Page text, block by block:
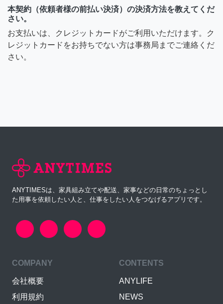
本契約（依頼者様の前払い決済）の決済方法を教えてくだ
さい。
お支払いは、クレジットカードがご利用いただけます。ク
レジットカードをお持ちでない方は事務局までご連絡くだ
さい。
ANYTIMESは、家具組み立てや配送、家事などの日常のちょっとし
た用事を依頼したい人と、仕事をしたい人をつなげるアプリです。
COMPANY
会社概要
利用規約
CONTENTS
ANYLIFE
NEWS